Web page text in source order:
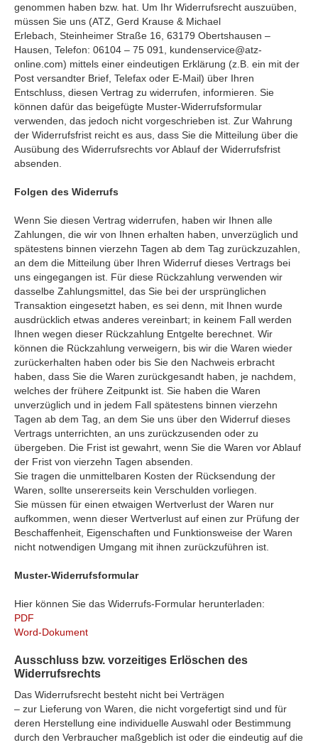
genommen haben bzw. hat. Um Ihr Widerrufsrecht auszuüben,
müssen Sie uns (ATZ, Gerd Krause & Michael
Erlebach, Steinheimer Straße 16, 63179 Obertshausen –
Hausen, Telefon: 06104 – 75 091, kundenservice@atz-
online.com) mittels einer eindeutigen Erklärung (z.B. ein mit der
Post versandter Brief, Telefax oder E-Mail) über Ihren
Entschluss, diesen Vertrag zu widerrufen, informieren. Sie
können dafür das beigefügte Muster-Widerrufsformular
verwenden, das jedoch nicht vorgeschrieben ist. Zur Wahrung
der Widerrufsfrist reicht es aus, dass Sie die Mitteilung über die
Ausübung des Widerrufsrechts vor Ablauf der Widerrufsfrist
absenden.
Folgen des Widerrufs
Wenn Sie diesen Vertrag widerrufen, haben wir Ihnen alle
Zahlungen, die wir von Ihnen erhalten haben, unverzüglich und
spätestens binnen vierzehn Tagen ab dem Tag zurückzuzahlen,
an dem die Mitteilung über Ihren Widerruf dieses Vertrags bei
uns eingegangen ist. Für diese Rückzahlung verwenden wir
dasselbe Zahlungsmittel, das Sie bei der ursprünglichen
Transaktion eingesetzt haben, es sei denn, mit Ihnen wurde
ausdrücklich etwas anderes vereinbart; in keinem Fall werden
Ihnen wegen dieser Rückzahlung Entgelte berechnet. Wir
können die Rückzahlung verweigern, bis wir die Waren wieder
zurückerhalten haben oder bis Sie den Nachweis erbracht
haben, dass Sie die Waren zurückgesandt haben, je nachdem,
welches der frühere Zeitpunkt ist. Sie haben die Waren
unverzüglich und in jedem Fall spätestens binnen vierzehn
Tagen ab dem Tag, an dem Sie uns über den Widerruf dieses
Vertrags unterrichten, an uns zurückzusenden oder zu
übergeben. Die Frist ist gewahrt, wenn Sie die Waren vor Ablauf
der Frist von vierzehn Tagen absenden.
Sie tragen die unmittelbaren Kosten der Rücksendung der
Waren, sollte unsererseits kein Verschulden vorliegen.
Sie müssen für einen etwaigen Wertverlust der Waren nur
aufkommen, wenn dieser Wertverlust auf einen zur Prüfung der
Beschaffenheit, Eigenschaften und Funktionsweise der Waren
nicht notwendigen Umgang mit ihnen zurückzuführen ist.
Muster-Widerrufsformular
Hier können Sie das Widerrufs-Formular herunterladen:
PDF
Word-Dokument
Ausschluss bzw. vorzeitiges Erlöschen des
Widerrufsrechts
Das Widerrufsrecht besteht nicht bei Verträgen
– zur Lieferung von Waren, die nicht vorgefertigt sind und für
deren Herstellung eine individuelle Auswahl oder Bestimmung
durch den Verbraucher maßgeblich ist oder die eindeutig auf die